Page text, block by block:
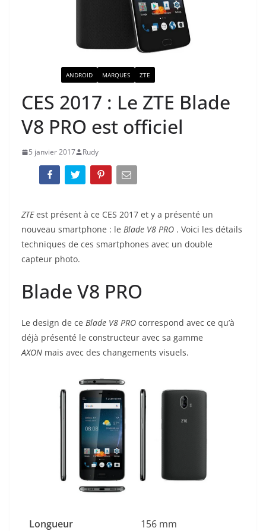
ANDROID MARQUES ZTE
CES 2017 : Le ZTE Blade
V8 PRO est officiel
5 janvier 2017 Rudy
ZTEest présent à ce CES 2017 et y a présenté un
nouveau smartphone : le Blade V8 PRO . Voici les détails
techniques de ces smartphones avec un double
capteur photo.
Blade V8 PRO
Le design de ce Blade V8 PRO correspond avec ce qu’à
déjà présenté le constructeur avec sa gamme
AXON mais avec des changements visuels.
Longueur
156 mm